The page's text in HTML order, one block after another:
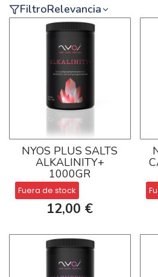
FiltroRelevancia
NYOS PLUS SALTS
ALKALINITY+
1000GR
Fuera de stock
12,00 €